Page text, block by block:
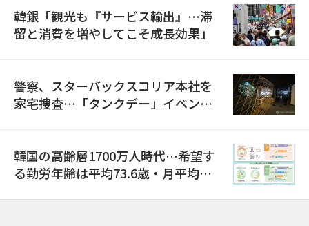
韓銀「観光も『サービス輸出』…滞
留と消費を増やしてこそ成長効果」
警察、スターバックスコリア本社を
家宅捜査…「タンクデー」イベント
韓国の高齢層1700万人時代…希望す
る勤労年齢は平均73.6歳・月平均賃